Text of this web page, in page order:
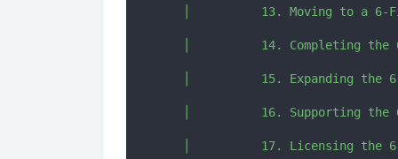
│          13. Moving to a 6-
│          14. Completing the
│          15. Expanding the
│          16. Supporting the
│          17. Licensing the